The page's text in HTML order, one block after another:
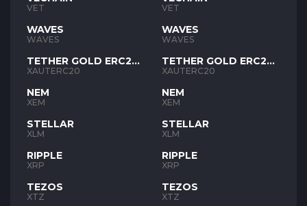
VET
WAVES
WAVES
TETHER GOLD ERC20
XAUT
XAUTERC20
NEM
XEM
STELLAR
XLM
RIPPLE
XRP
TEZOS
XTZ
VET
WAVES
WAVES
TETHER GOLD ERC20
XAUT
XAUTERC20
NEM
XEM
STELLAR
XLM
RIPPLE
XRP
TEZOS
XTZ